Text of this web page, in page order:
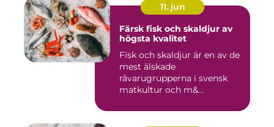
11. jun
Färsk fisk och skaldjur av
högsta kvalitet
Fisk och skaldjur är en av de
mest älskade
råvarugrupperna i svensk
matkultur och m&...